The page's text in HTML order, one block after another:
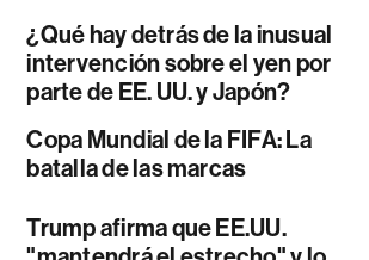
¿Qué hay detrás de la inusual
intervención sobre el yen por
parte de EE. UU. y Japón?
Copa Mundial de la FIFA: La
batalla de las marcas
Trump afirma que EE.UU.